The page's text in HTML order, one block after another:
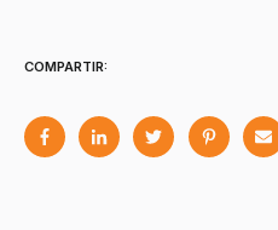
COMPARTIR: